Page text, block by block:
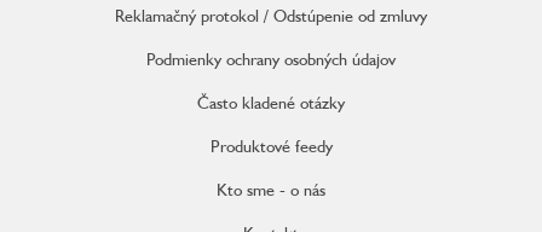
Reklamačný protokol / Odstúpenie od zmluvy
Podmienky ochrany osobných údajov
Často kladené otázky
Produktové feedy
Kto sme - o nás